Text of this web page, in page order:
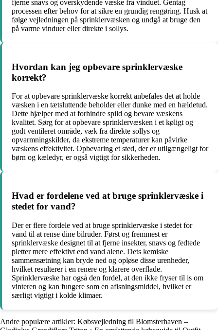
fjerne snavs og overskydende væske fra vinduet. Gentag
processen efter behov for at sikre en grundig rengøring. Husk at
følge vejledningen på sprinklervæsken og undgå at bruge den
på varme vinduer eller direkte i sollys.
Hvordan kan jeg opbevare sprinklervæske
korrekt?
For at opbevare sprinklervæske korrekt anbefales det at holde
væsken i en tætsluttende beholder eller dunke med en hældetud.
Dette hjælper med at forhindre spild og bevare væskens
kvalitet. Sørg for at opbevare sprinklervæsken i et køligt og
godt ventileret område, væk fra direkte sollys og
opvarmningskilder, da ekstreme temperaturer kan påvirke
væskens effektivitet. Opbevaring et sted, der er utilgængeligt for
børn og kæledyr, er også vigtigt for sikkerheden.
Hvad er fordelene ved at bruge sprinklervæske i
stedet for vand?
Der er flere fordele ved at bruge sprinklervæske i stedet for
vand til at rense dine bilruder. Først og fremmest er
sprinklervæske designet til at fjerne insekter, snavs og fedtede
pletter mere effektivt end vand alene. Dets kemiske
sammensætning kan bryde ned og opløse disse urenheder,
hvilket resulterer i en renere og klarere overflade.
Sprinklervæske har også den fordel, at den ikke fryser til is om
vinteren og kan fungere som en afisningsmiddel, hvilket er
særligt vigtigt i kolde klimaer.
Andre populære artikler: Købsvejledning til Blomsterhaven –